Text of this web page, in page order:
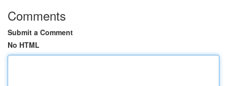
Comments
Submit a Comment
No HTML